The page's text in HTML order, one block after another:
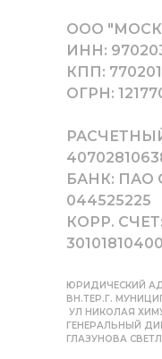
ООО
ИНН:
КПП:
ОГРН:
БАНК: ПАО
044525225
КОРР. СЧЕТ:
ЮРИДИЧЕСКИЙ
ВН.ТЕР.Г.
УЛ НИКОЛАЯ
ГЕНЕРАЛЬНЫЙ
ГЛАЗУНОВА